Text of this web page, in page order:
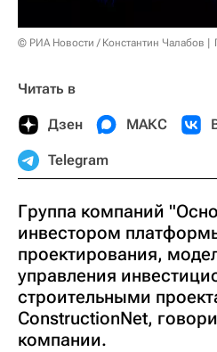
© РИА Новости / Константин Чалабов
Читать в
Дзен МАКС
Telegram
Группа компаний
инвестором
проектирования,
управления
строительными
ConstructionNet,
компании.